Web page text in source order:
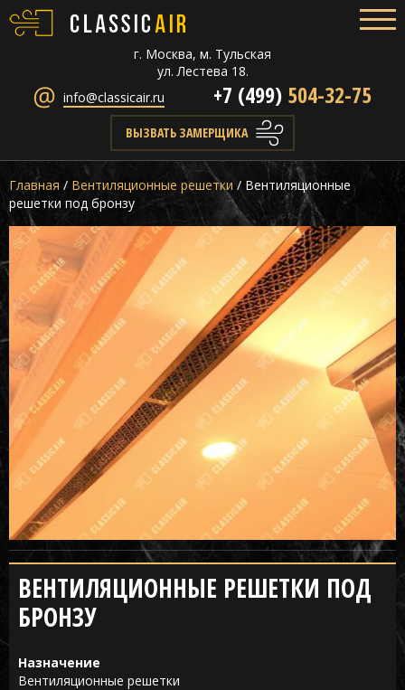
г. Москва, м. Тульская
ул. Лестева 18.
info@classicair.ru
+7 (499) 504-32-75
ВЫЗВАТЬ ЗАМЕРЩИКА
Главная / Вентиляционные решетки/ Вентиляционные
решетки под бронзу
ВЕНТИЛЯЦИОННЫЕ РЕШЕТКИ ПОД
БРОНЗУ
Назначение
Вентиляционные решетки